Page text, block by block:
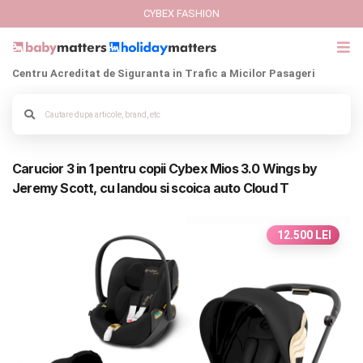
Italbaby Collections
CARUCIOARE COPII
SCAUNE AUTO
SCOICI AUTO
CYBEX FASHION
Centru Acreditat de Siguranta in Trafic a Micilor Pasageri
Carucior 3 in 1 pentru copii Cybex Mios 3.0 Wings by
Jeremy Scott, cu landou si scoica auto Cloud T
12.500 LEI
Alege culoarea cadrului